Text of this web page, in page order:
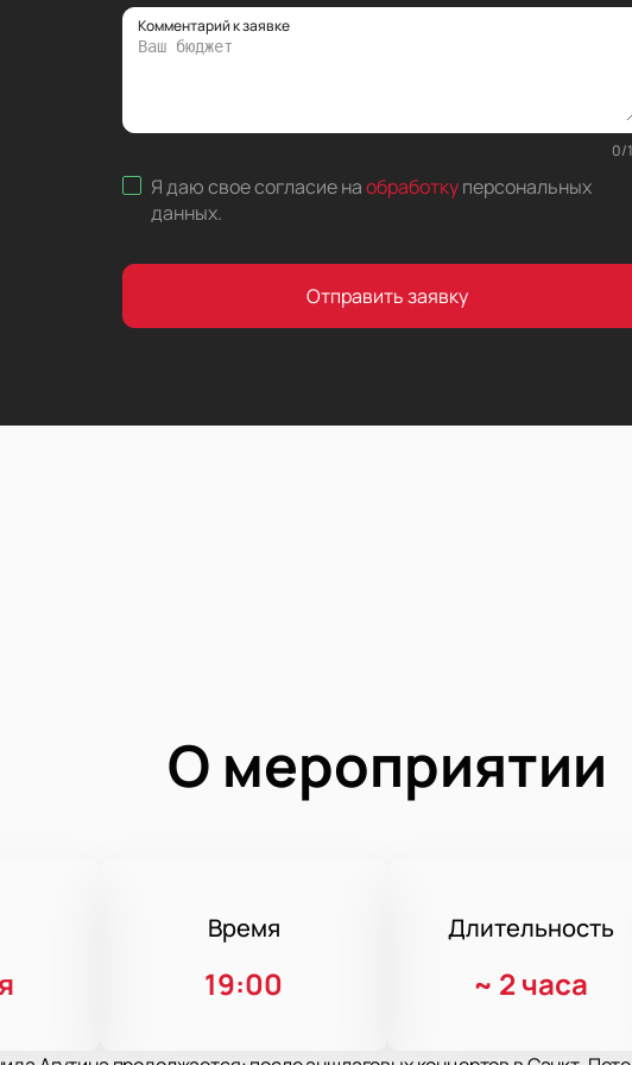
Комментарий к заявке
0/
Я даю свое согласие наобработкуперсональных
данных.
Отправить заявку
О мероприятии
Время
19:00
Длительность
~ 2 часа